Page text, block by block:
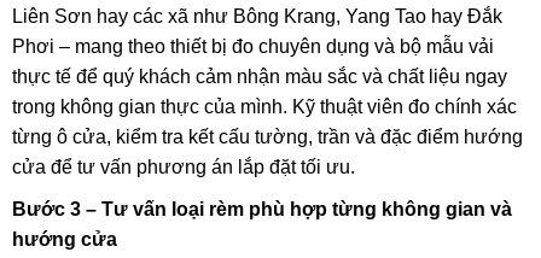
Liên Sơn hay các xã như Bông Krang, Yang Tao hay Đắk
Phơi – mang theo thiết bị đo chuyên dụng và bộ mẫu vải
thực tế để quý khách cảm nhận màu sắc và chất liệu ngay
trong không gian thực của mình. Kỹ thuật viên đo chính xác
từng ô cửa, kiểm tra kết cấu tường, trần và đặc điểm hướng
cửa để tư vấn phương án lắp đặt tối ưu.
Bước 3 – Tư vấn loại rèm phù hợp từng không gian và
hướng cửa